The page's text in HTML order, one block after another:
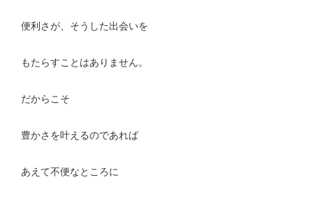
便利さが、そうした出会いを
もたらすことはありません。
だからこそ
豊かさを叶えるのであれば
あえて不便なところに